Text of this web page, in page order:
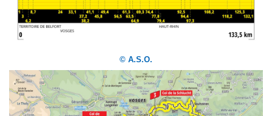
© A.S.O.